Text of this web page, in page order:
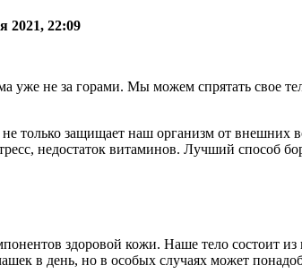
2021, 22:09
уже не за горами. Мы можем спрятать свое
только защищает наш организм от внешних
недостаток витаминов. Лучший способ
здоровой кожи. Наше тело состоит
в день, но в особых случаях может